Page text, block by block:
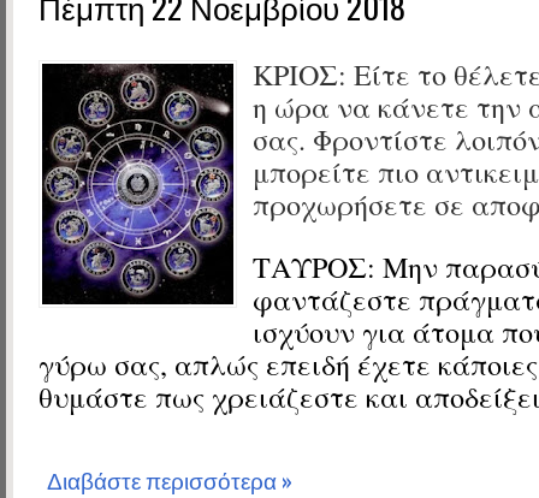
ΚΡΙΟΣ: Είτε το
η ώρα να κάνετε την
σας. Φροντίστε
μπορείτε πιο
προχωρήσετε σε
ΤΑΥΡΟΣ: Μην
φαντάζεστε
ισχύουν για άτομα
γύρω σας, απλώς επειδή έχετε
θυμάστε πως χρειάζεστε και
Διαβάστε περισσότερα »